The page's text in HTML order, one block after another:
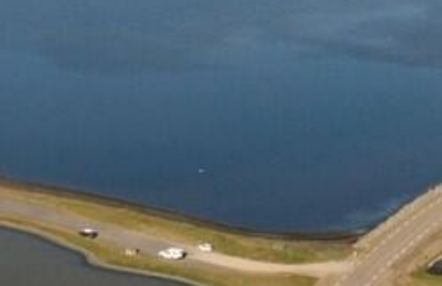
Cerca il tuo viaggio